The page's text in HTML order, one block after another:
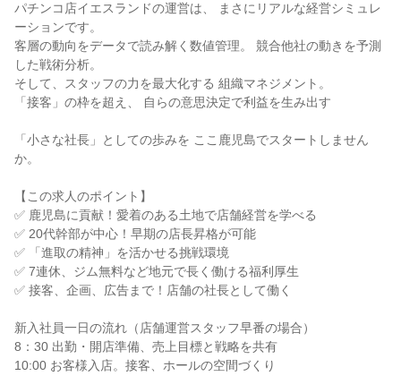
パチンコ店イエスランドの運営は、 まさにリアルな経営シミュレ
ーションです。
客層の動向をデータで読み解く数値管理。 競合他社の動きを予測
した戦術分析。
そして、スタッフの力を最大化する 組織マネジメント。
「接客」の枠を超え、 自らの意思決定で利益を生み出す
「小さな社長」としての歩みを ここ鹿児島でスタートしません
か。
【この求人のポイント】
✅ 鹿児島に貢献！愛着のある土地で店舗経営を学べる
✅ 20代幹部が中心！早期の店長昇格が可能
✅ 「進取の精神」を活かせる挑戦環境
✅ 7連休、ジム無料など地元で長く働ける福利厚生
✅ 接客、企画、広告まで！店舗の社長として働く
新入社員一日の流れ（店舗運営スタッフ早番の場合）
8：30 出勤・開店準備、売上目標と戦略を共有
10:00 お客様入店。接客、ホールの空間づくり